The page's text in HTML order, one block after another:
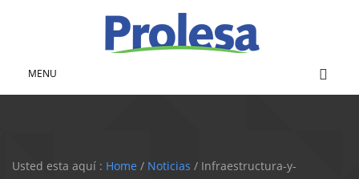
MENU
Usted esta aquí : Home / Noticias / Infraestructura-y-